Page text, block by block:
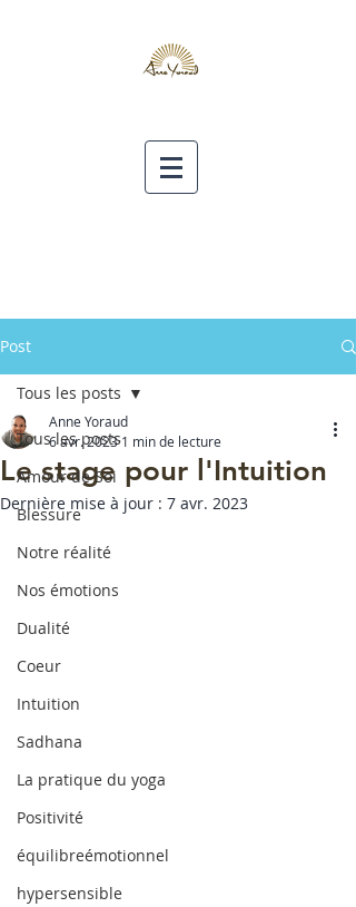
Post
Tous les posts
Amour de Soi
Blessure
Notre réalité
Nos émotions
Dualité
Coeur
Intuition
Sadhana
La pratique du yoga
Positivité
équilibreémotionnel
hypersensible
Tous les posts
Le stage pour l'Intuition
Anne Yoraud
6 avr. 2023 1 min de lecture
Dernière mise à jour : 7 avr. 2023